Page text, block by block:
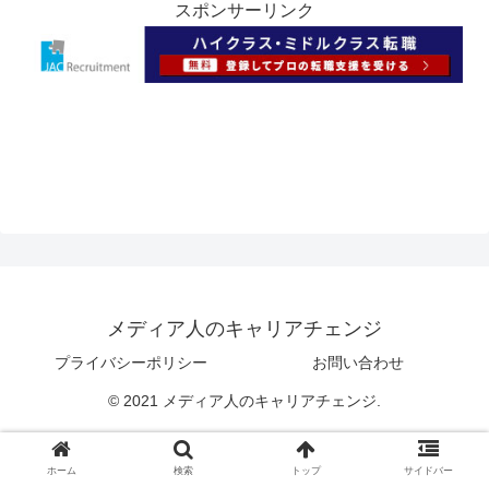
スポンサーリンク
メディア人のキャリアチェンジ
プライバシーポリシー お問い合わせ
© 2021 メディア人のキャリアチェンジ.
ホーム 検索 トップ サイドバー